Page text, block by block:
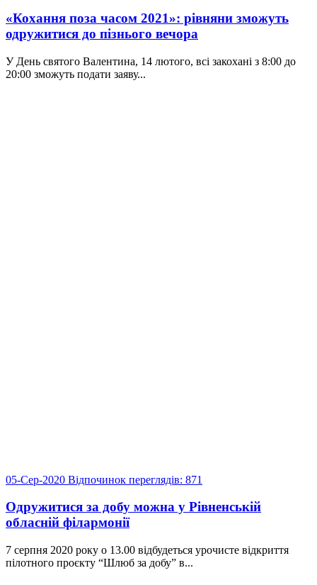
«Кохання поза часом 2021»: рівняни зможуть
одружитися до пізнього вечора
У День святого Валентина, 14 лютого, всі закохані з 8:00 до
20:00 зможуть подати заяву...
05-Сер-2020 Відпочинок переглядів: 871
Одружитися за добу можна у Рівненській
обласній філармонії
7 серпня 2020 року о 13.00 відбудеться урочисте відкриття
пілотного проєкту “Шлюб за добу” в...